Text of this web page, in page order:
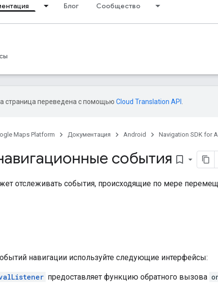
Блог Сообщество
страница переведена с помощью Cloud Translation API
Maps Platform Документация Android Navigation SDK for
события bookmark_border
отслеживать события, происходящие по мере
навигации используйте следующие интерфейсы:
предоставляет функцию обратного вызова